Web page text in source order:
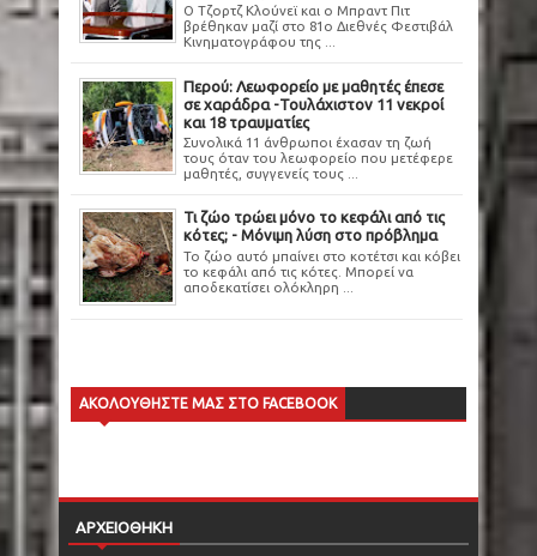
Ο Τζορτζ Κλούνεϊ και ο Μπραντ Πιτ
βρέθηκαν μαζί στο 81ο Διεθνές Φεστιβάλ
Κινηματογράφου της ...
Περού: Λεωφορείο με μαθητές έπεσε
σε χαράδρα -Τουλάχιστον 11 νεκροί
και 18 τραυματίες
Συνολικά 11 άνθρωποι έχασαν τη ζωή
τους όταν του λεωφορείο που μετέφερε
μαθητές, συγγενείς τους ...
Τι ζώο τρώει μόνο το κεφάλι από τις
κότες; - Μόνιμη λύση στο πρόβλημα
Το ζώο αυτό μπαίνει στο κοτέτσι και κόβει
το κεφάλι από τις κότες. Μπορεί να
αποδεκατίσει ολόκληρη ...
ΑΚΟΛΟΥΘΗΣΤΕ ΜΑΣ ΣΤΟ FACEBOOK
ΑΡΧΕΙΟΘΗΚΗ